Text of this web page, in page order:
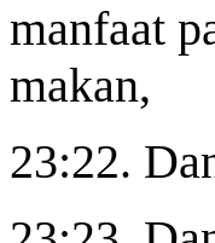
manfaat
makan,
23:22.